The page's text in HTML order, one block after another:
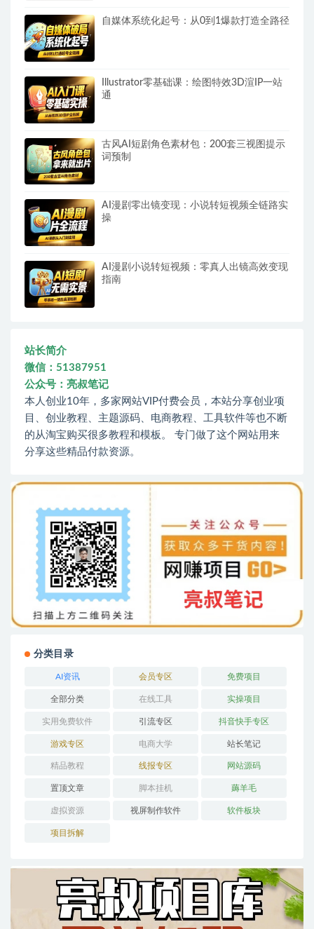
自媒体系统化起号：从0到1爆款打造全路径
Illustrator零基础课：绘图特效3D渲IP一站
通
古风AI短剧角色素材包：200套三视图提示
词预制
AI漫剧零出镜变现：小说转短视频全链路实
操
AI漫剧小说转短视频：零真人出镜高效变现
指南
站长简介
微信：51387951
公众号：亮叔笔记
本人创业10年，多家网站VIP付费会员，本站分享创业项
目、创业教程、主题源码、电商教程、工具软件等也不断
的从淘宝购买很多教程和模板。 专门做了这个网站用来
分享这些精品付款资源。
分类目录
AI资讯 会员专区 免费项目
全部分类 在线工具 实操项目
实用免费软件 引流专区 抖音快手专区
游戏专区 电商大学 站长笔记
精品教程 线报专区 网站源码
置顶文章 脚本挂机 薅羊毛
虚拟资源 视屏制作软件 软件板块
项目拆解